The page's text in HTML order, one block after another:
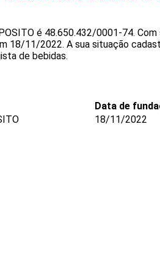
é 48.650.432/0001-74. Com
18/11/2022. A sua situação
de bebidas.
Data de
18/11/2022